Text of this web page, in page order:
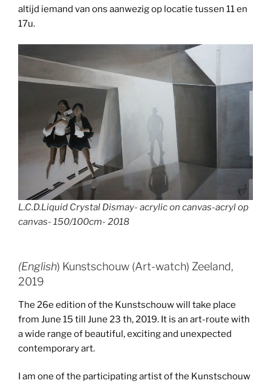
altijd iemand van ons aanwezig op locatie tussen 11 en
17u.
L.C.D.Liquid Crystal Dismay- acrylic on canvas-acryl op
canvas- 150/100cm- 2018
(English) Kunstschouw (Art-watch) Zeeland,
2019
The 26e edition of the Kunstschouw will take place
from June 15 till June 23 th, 2019. It is an art-route with
a wide range of beautiful, exciting and unexpected
contemporary art.
I am one of the participating artist of the Kunstschouw